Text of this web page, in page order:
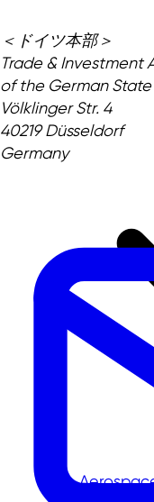
＜ドイツ本部＞
Trade & Investment
of the German
Völklinger Str. 4
40219 Düsseldorf
Germany